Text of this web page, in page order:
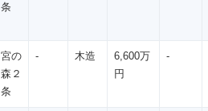
条
宮の
森２
条
- 木造
6,600万
円
-